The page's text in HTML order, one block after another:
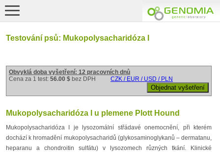
Testování psů: Mukopolysacharidóza I
Obvyklá doba vyšetření: 12 pracovních dnů
Cena za 1 test: 56.00 $ bez DPH CZK / EUR / USD / PLN
Mukopolysacharidóza I u plemene Plott Hound
Mukopolysacharidóza I je lysozomální střádavé onemocnění, při kterém
dochází k hromadění mukopolysacharidů (glykosaminoglykanů – dermatanu,
heparanu a chondroitin sulfátu) v lysozomech různých tkání. Klinické